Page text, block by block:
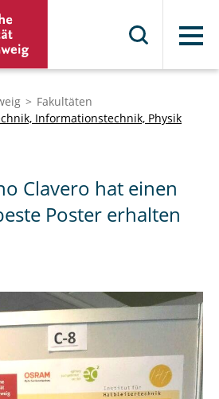
Menü
Fakultäten
Informationstechnik, Physik
Clavero hat einen
Poster erhalten